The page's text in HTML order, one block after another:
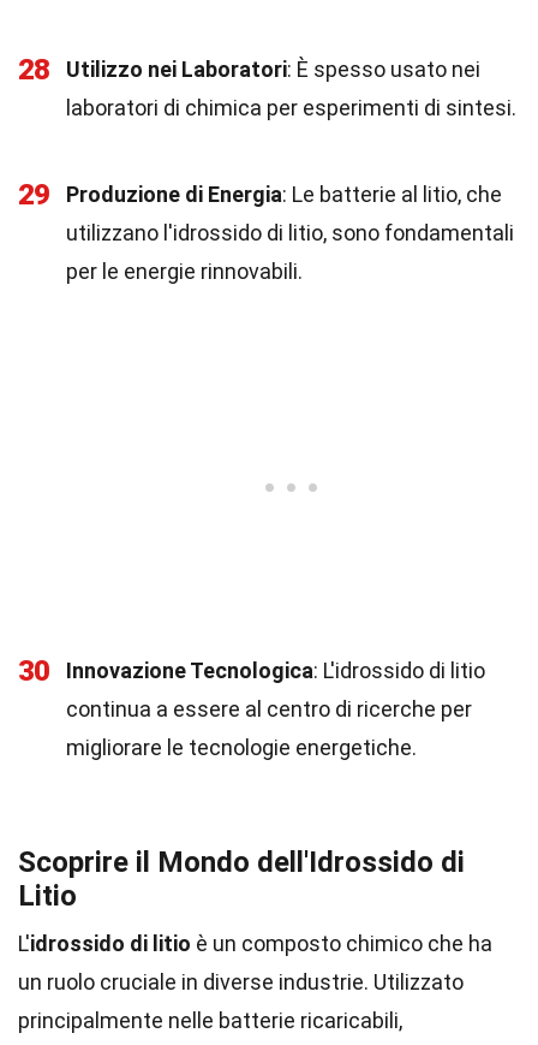
28 Utilizzo nei Laboratori: È spesso usato nei
laboratori di chimica per esperimenti di sintesi.
29 Produzione di Energia: Le batterie al litio, che
utilizzano l'idrossido di litio, sono fondamentali
per le energie rinnovabili.
30 Innovazione Tecnologica: L'idrossido di litio
continua a essere al centro di ricerche per
migliorare le tecnologie energetiche.
Scoprire il Mondo dell'Idrossido di
Litio
L'idrossido di litio è un composto chimico che ha
un ruolo cruciale in diverse industrie. Utilizzato
principalmente nelle batterie ricaricabili,